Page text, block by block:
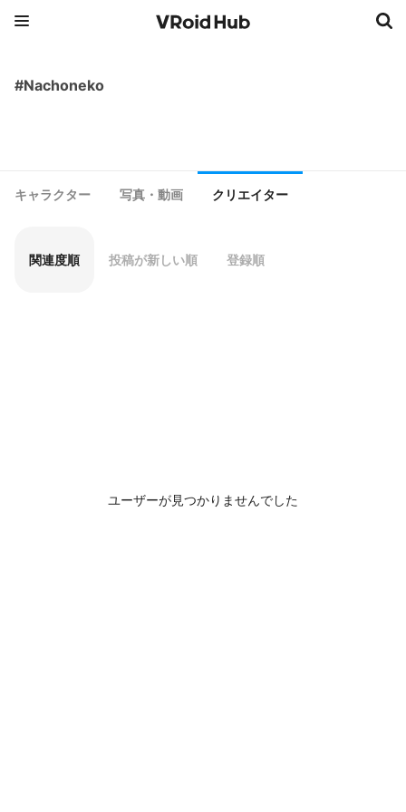
#Nachoneko
キャラクター 写真・動画 クリエイター
関連度順 投稿が新しい順 登録順
ユーザーが見つかりませんでした